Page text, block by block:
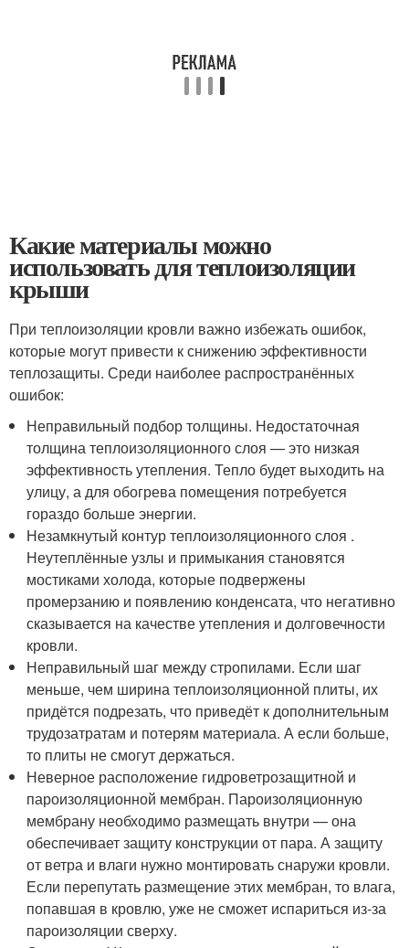
Какие материалы можно
использовать для теплоизоляции
крыши
При теплоизоляции кровли важно избежать ошибок,
которые могут привести к снижению эффективности
теплозащиты. Среди наиболее распространённых
ошибок:
Неправильный подбор толщины. Недостаточная
толщина теплоизоляционного слоя — это низкая
эффективность утепления. Тепло будет выходить на
улицу, а для обогрева помещения потребуется
гораздо больше энергии.
Незамкнутый контур теплоизоляционного слоя .
Неутеплённые узлы и примыкания становятся
мостиками холода, которые подвержены
промерзанию и появлению конденсата, что негативно
сказывается на качестве утепления и долговечности
кровли.
Неправильный шаг между стропилами. Если шаг
меньше, чем ширина теплоизоляционной плиты, их
придётся подрезать, что приведёт к дополнительным
трудозатратам и потерям материала. А если больше,
то плиты не смогут держаться.
Неверное расположение гидроветрозащитной и
пароизоляционной мембран. Пароизоляционную
мембрану необходимо размещать внутри — она
обеспечивает защиту конструкции от пара. А защиту
от ветра и влаги нужно монтировать снаружи кровли.
Если перепутать размещение этих мембран, то влага,
попавшая в кровлю, уже не сможет испариться из-за
пароизоляции сверху.